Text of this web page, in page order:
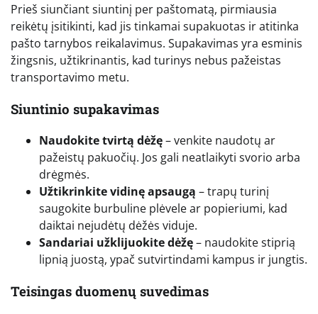
Prieš siunčiant siuntinį per paštomatą, pirmiausia
reikėtų įsitikinti, kad jis tinkamai supakuotas ir atitinka
pašto tarnybos reikalavimus. Supakavimas yra esminis
žingsnis, užtikrinantis, kad turinys nebus pažeistas
transportavimo metu.
Siuntinio supakavimas
Naudokite tvirtą dėžę– venkite naudotų ar
pažeistų pakuočių. Jos gali neatlaikyti svorio arba
drėgmės.
Užtikrinkite vidinę apsaugą – trapų turinį
saugokite burbuline plėvele ar popieriumi, kad
daiktai nejudėtų dėžės viduje.
Sandariai užklijuokite dėžę– naudokite stiprią
lipnią juostą, ypač sutvirtindami kampus ir jungtis.
Teisingas duomenų suvedimas